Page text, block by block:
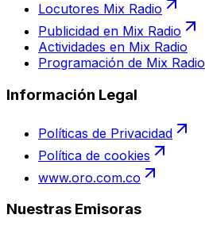
Locutores Mix Radio
Publicidad en Mix Radio
Actividades en Mix Radio
Programación de Mix Radio
Información Legal
Políticas de Privacidad
Política de cookies
www.oro.com.co
Nuestras Emisoras